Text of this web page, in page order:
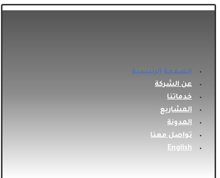
الصفحة الرئيسية
عن الشركة
خدماتنا
المشاريع
المدونة
تواصل معنا
English